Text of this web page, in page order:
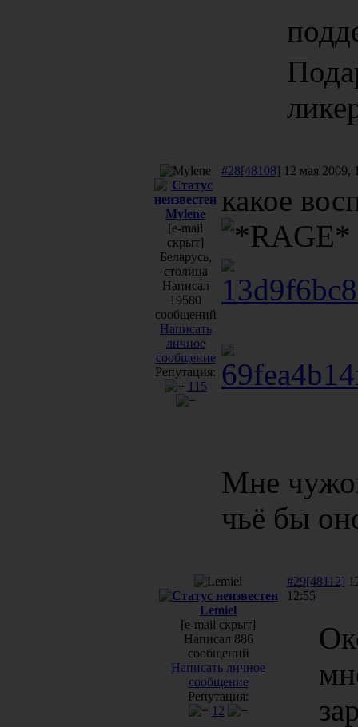
Mylene
[e-mail
скрыт]
Беларусь,
столица
Написал
19580
сообщений
Написать
личное
сообщение
Репутация:
115
#28[48108] 12 мая 2009,
какое
Мне
чьё бы
Lemiel
[e-mail скрыт]
Написал 886
сообщений
Написать личное
сообщение
Репутация:
12
#29[48112]
12:55